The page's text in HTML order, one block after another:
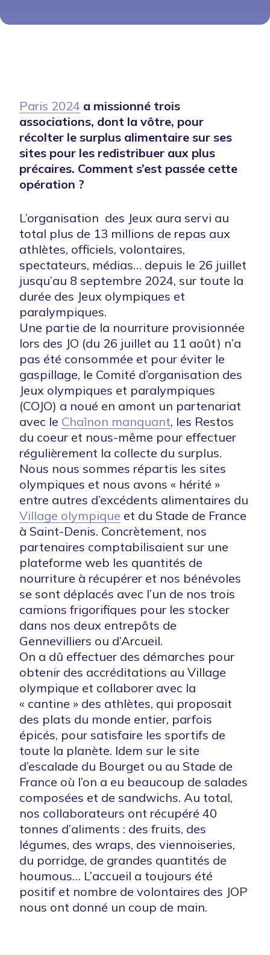
Paris 2024 a missionné trois
associations, dont la vôtre, pour
récolter le surplus alimentaire sur ses
sites pour les redistribuer aux plus
précaires. Comment s’est passée cette
opération ?
L’organisation des Jeux aura servi au
total plus de 13 millions de repas aux
athlètes, officiels, volontaires,
spectateurs, médias… depuis le 26 juillet
jusqu’au 8 septembre 2024, sur toute la
durée des Jeux olympiques et
paralympiques.
Une partie de la nourriture provisionnée
lors des JO (du 26 juillet au 11 août) n’a
pas été consommée et pour éviter le
gaspillage, le Comité d’organisation des
Jeux olympiques et paralympiques
(COJO) a noué en amont un partenariat
avec le Chaînon manquant, les Restos
du coeur et nous-même pour effectuer
régulièrement la collecte du surplus.
Nous nous sommes répartis les sites
olympiques et nous avons « hérité »
entre autres d’excédents alimentaires du
Village olympique et du Stade de France
à Saint-Denis. Concrètement, nos
partenaires comptabilisaient sur une
plateforme web les quantités de
nourriture à récupérer et nos bénévoles
se sont déplacés avec l’un de nos trois
camions frigorifiques pour les stocker
dans nos deux entrepôts de
Gennevilliers ou d’Arcueil.
On a dû effectuer des démarches pour
obtenir des accréditations au Village
olympique et collaborer avec la
« cantine » des athlètes, qui proposait
des plats du monde entier, parfois
épicés, pour satisfaire les sportifs de
toute la planète. Idem sur le site
d’escalade du Bourget ou au Stade de
France où l’on a eu beaucoup de salades
composées et de sandwichs. Au total,
nos collaborateurs ont récupéré 40
tonnes d’aliments : des fruits, des
légumes, des wraps, des viennoiseries,
du porridge, de grandes quantités de
houmous… L’accueil a toujours été
positif et nombre de volontaires des JOP
nous ont donné un coup de main.